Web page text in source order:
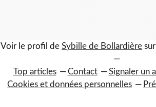
Voir le profil de Sybille de Bollardière
Top articles Contact Signaler un
Cookies et données personnelles